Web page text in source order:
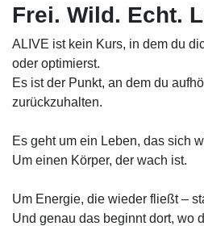
Frei. Wild. Echt.
ALIVE ist kein Kurs, in dem du
oder optimierst.
Es ist der Punkt, an dem du
zurückzuhalten.
Es geht um ein Leben, das sich
Um einen Körper, der wach ist.
Um Energie, die wieder fließt –
Und genau das beginnt dort, wo